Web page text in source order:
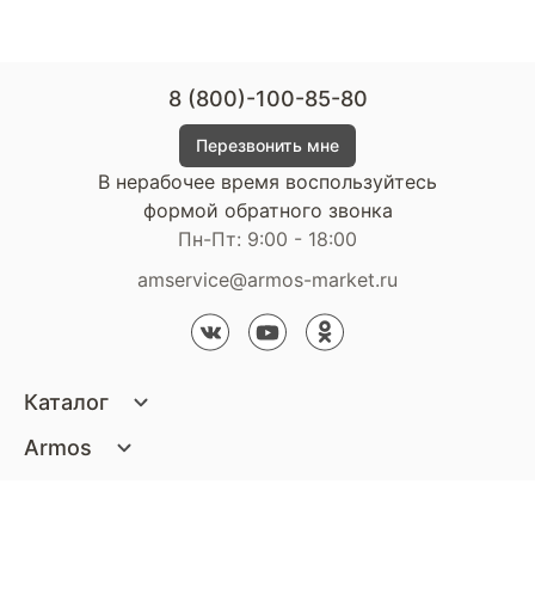
Каталог
Кровати
Armos
8 (800)-100-85-80
Перезвонить мне
В нерабочее время воспользуйтесь
формой обратного звонка
Пн-Пт: 9:00 - 18:00
amservice@armos-market.ru